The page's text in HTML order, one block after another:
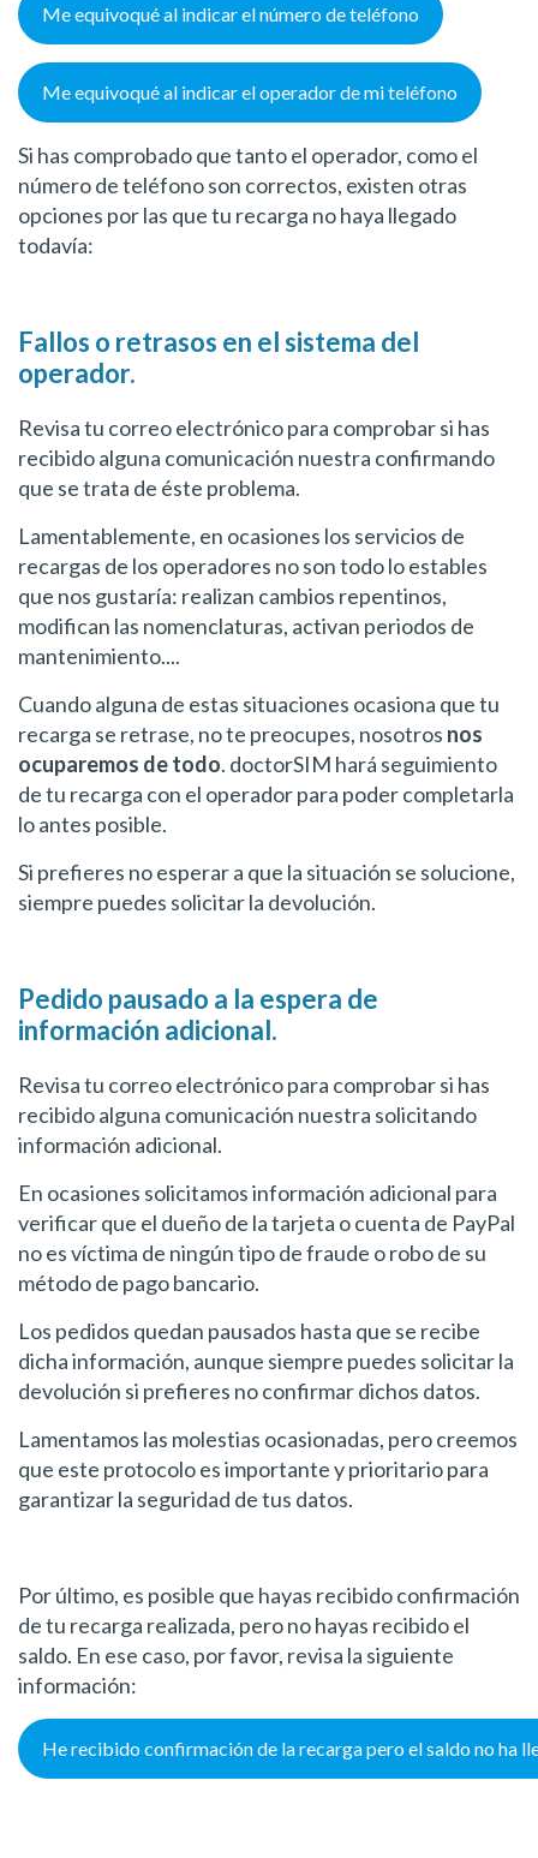
Me equivoqué al indicar el número de teléfono
Me equivoqué al indicar el operador de mi teléfono
Si has comprobado que tanto el operador, como el
número de teléfono son correctos, existen otras
opciones por las que tu recarga no haya llegado
todavía:
Fallos o retrasos en el sistema del
operador.
Revisa tu correo electrónico para comprobar si has
recibido alguna comunicación nuestra confirmando
que se trata de éste problema.
Lamentablemente, en ocasiones los servicios de
recargas de los operadores no son todo lo estables
que nos gustaría: realizan cambios repentinos,
modifican las nomenclaturas, activan periodos de
mantenimiento....
Cuando alguna de estas situaciones ocasiona que tu
recarga se retrase, no te preocupes, nosotros nos
ocuparemos de todo. doctorSIM hará seguimiento
de tu recarga con el operador para poder completarla
lo antes posible.
Si prefieres no esperar a que la situación se solucione,
siempre puedes solicitar la devolución.
Pedido pausado a la espera de
información adicional.
Revisa tu correo electrónico para comprobar si has
recibido alguna comunicación nuestra solicitando
información adicional.
En ocasiones solicitamos información adicional para
verificar que el dueño de la tarjeta o cuenta de PayPal
no es víctima de ningún tipo de fraude o robo de su
método de pago bancario.
Los pedidos quedan pausados hasta que se recibe
dicha información, aunque siempre puedes solicitar la
devolución si prefieres no confirmar dichos datos.
Lamentamos las molestias ocasionadas, pero creemos
que este protocolo es importante y prioritario para
garantizar la seguridad de tus datos.
Por último, es posible que hayas recibido confirmación
de tu recarga realizada, pero no hayas recibido el
saldo. En ese caso, por favor, revisa la siguiente
información:
He recibido confirmación de la recarga pero el saldo no ha